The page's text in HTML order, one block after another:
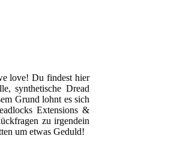
love! Du findest hier
synthetische Dread
Grund lohnt es sich
Extensions &
zu irgendein
um etwas Geduld!